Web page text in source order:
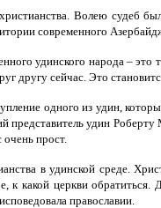
Волею судеб
современного
удинского народа – это
другу сейчас. Это
одного из удин,
представитель удин
прост.
в удинской среде.
к какой церкви
православии.